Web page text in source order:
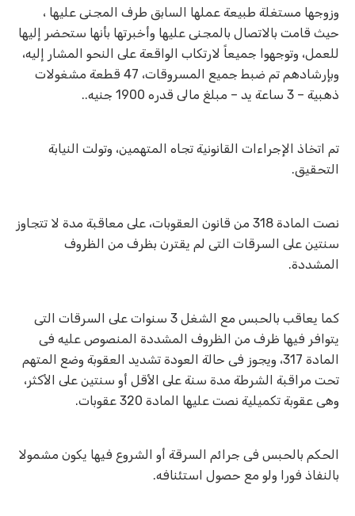
وزوجها مستغلة طبيعة عملها السابق طرف المجنى عليها ،
حيث قامت بالاتصال بالمجنى عليها وأخبرتها بأنها ستحضر إليها
للعمل، وتوجهوا جميعاً لارتكاب الواقعة على النحو المشار إليه،
وبإرشادهم تم ضبط جميع المسروقات، 47 قطعة مشغولات
ذهبية – 3 ساعة يد – مبلغ مالى قدره 1900 جنيه.
.
تم اتخاذ الإجراءات القانونية تجاه المتهمين، وتولت النيابة
التحقيق.
نصت المادة 318 من قانون العقوبات، على معاقبة مدة لا تتجاوز
سنتين على السرقات التى لم يقترن بظرف من الظروف
المشددة.
كما يعاقب بالحبس مع الشغل 3 سنوات على السرقات التى
يتوافر فيها ظرف من الظروف المشددة المنصوص عليه فى
المادة 317، ويجوز فى حالة العودة تشديد العقوبة وضع المتهم
تحت مراقبة الشرطة مدة سنة على الأقل أو سنتين على الأكثر،
وهى عقوبة تكميلية نصت عليها المادة 320 عقوبات
.
الحكم بالحبس فى جرائم السرقة أو الشروع فيها يكون مشمولا
بالنفاذ فورا ولو مع حصول استئنافه.